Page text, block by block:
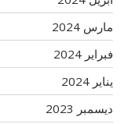
مارس 2024
فبراير 2024
يناير 2024
ديسمبر 2023